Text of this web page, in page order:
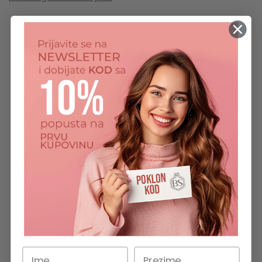
RECENZIJE KORISNIKA
5 Na osnovu 44 recenzija
Write A Review